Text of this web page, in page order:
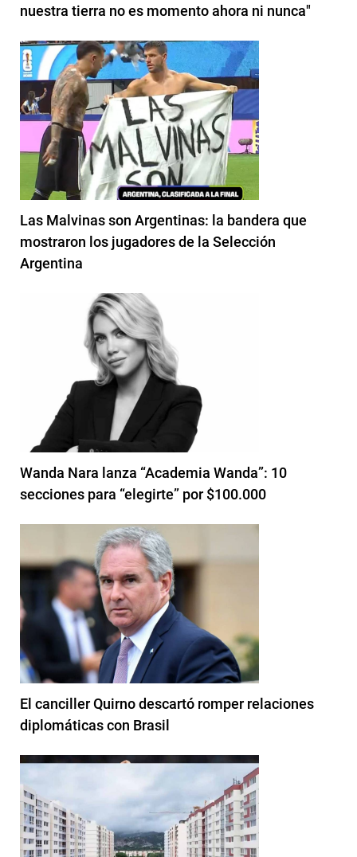
nuestra tierra no es momento ahora ni nunca"
Las Malvinas son Argentinas: la bandera que
mostraron los jugadores de la Selección
Argentina
Wanda Nara lanza “Academia Wanda”: 10
secciones para “elegirte” por $100.000
El canciller Quirno descartó romper relaciones
diplomáticas con Brasil